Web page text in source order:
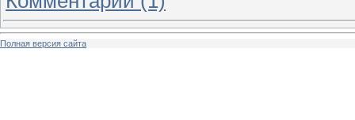
Полная версия сайта